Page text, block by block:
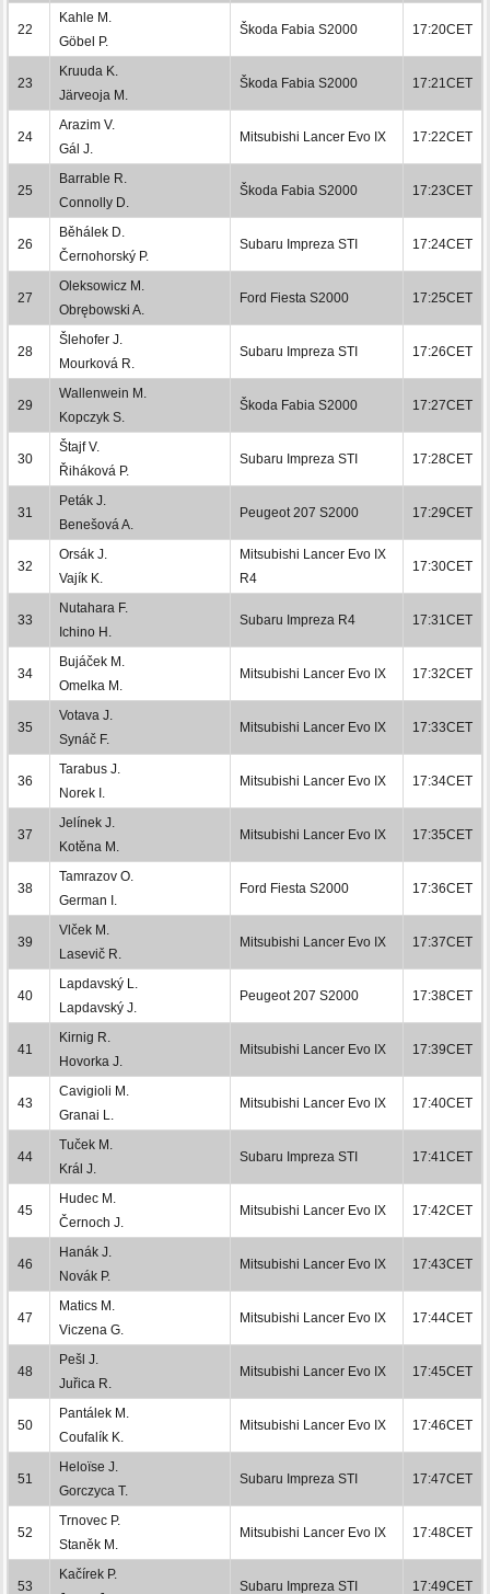
22
Kahle M.
Göbel P.
Škoda Fabia S2000 17:20CET
23
Kruuda K.
Järveoja M.
Škoda Fabia S2000 17:21CET
24
Arazim V.
Gál J.
Mitsubishi Lancer Evo IX 17:22CET
25
Barrable R.
Connolly D.
Škoda Fabia S2000 17:23CET
26
Běhálek D.
Černohorský P.
Subaru Impreza STI 17:24CET
27
Oleksowicz M.
Obrębowski A.
Ford Fiesta S2000 17:25CET
28
Šlehofer J.
Mourková R.
Subaru Impreza STI 17:26CET
29
Wallenwein M.
Kopczyk S.
Škoda Fabia S2000 17:27CET
30
Štajf V.
Řiháková P.
Subaru Impreza STI 17:28CET
31
Peták J.
Benešová A.
Peugeot 207 S2000 17:29CET
32
Orsák J.
Vajík K.
Mitsubishi Lancer Evo IX
R4
17:30CET
33
Nutahara F.
Ichino H.
Subaru Impreza R4 17:31CET
34
Bujáček M.
Omelka M.
Mitsubishi Lancer Evo IX 17:32CET
35
Votava J.
Synáč F.
Mitsubishi Lancer Evo IX 17:33CET
36
Tarabus J.
Norek I.
Mitsubishi Lancer Evo IX 17:34CET
37
Jelínek J.
Kotěna M.
Mitsubishi Lancer Evo IX 17:35CET
38
Tamrazov O.
German I.
Ford Fiesta S2000 17:36CET
39
Vlček M.
Lasevič R.
Mitsubishi Lancer Evo IX 17:37CET
40
Lapdavský L.
Lapdavský J.
Peugeot 207 S2000 17:38CET
41
Kirnig R.
Hovorka J.
Mitsubishi Lancer Evo IX 17:39CET
43
Cavigioli M.
Granai L.
Mitsubishi Lancer Evo IX 17:40CET
44
Tuček M.
Král J.
Subaru Impreza STI 17:41CET
45
Hudec M.
Černoch J.
Mitsubishi Lancer Evo IX 17:42CET
46
Hanák J.
Novák P.
Mitsubishi Lancer Evo IX 17:43CET
47
Matics M.
Viczena G.
Mitsubishi Lancer Evo IX 17:44CET
48
Pešl J.
Juřica R.
Mitsubishi Lancer Evo IX 17:45CET
50
Pantálek M.
Coufalík K.
Mitsubishi Lancer Evo IX 17:46CET
51
Heloïse J.
Gorczyca T.
Subaru Impreza STI 17:47CET
52
Trnovec P.
Staněk M.
Mitsubishi Lancer Evo IX 17:48CET
53
Kačírek P.
Subaru Impreza STI 17:49CET